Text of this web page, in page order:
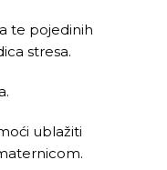
te pojedinih
stresa.
ublažiti